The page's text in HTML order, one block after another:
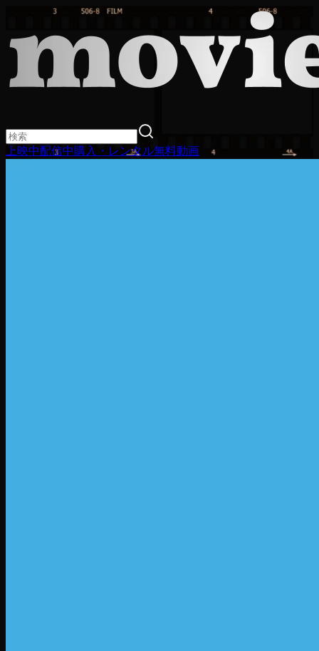
上映中配信中購入・レンタル無料動画